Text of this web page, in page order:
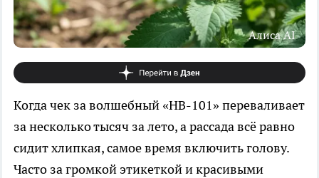
Алиса AI
Когда чек за волшебный «НВ-101» переваливает
за несколько тысяч за лето, а рассада всё равно
сидит хлипкая, самое время включить голову.
Часто за громкой этикеткой и красивыми